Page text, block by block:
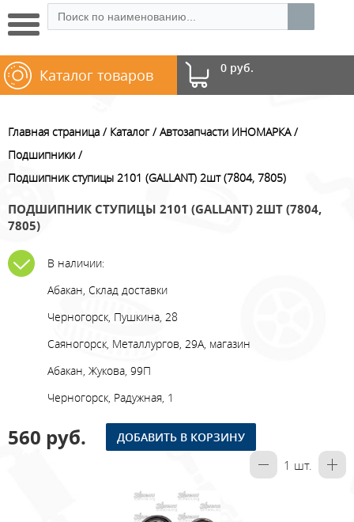
0 руб.
Каталог товаров
Главная страница Каталог
Автозапчасти ИНОМАРКА
Подшипники
Подшипник ступицы 2101 (GALLANT) 2шт (7804, 7805)
ПОДШИПНИК СТУПИЦЫ 2101 (GALLANT) 2ШТ (7804,
7805)
В наличии:
Абакан, Склад доставки
Черногорск, Пушкина, 28
Саяногорск, Металлургов, 29А, магазин
Абакан, Жукова, 99П
Черногорск, Радужная, 1
560 руб. ДОБАВИТЬ В КОРЗИНУ
1 шт.